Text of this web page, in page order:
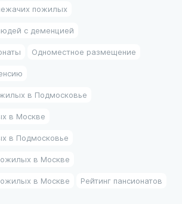
пожилых
с деменцией
Одноместное размещение
в Подмосковье
в Москве
в Подмосковье
в Москве
в Москве Рейтинг пансионатов